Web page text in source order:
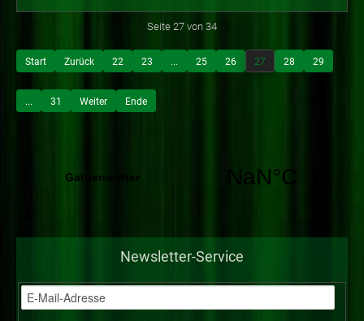
Seite 27 von 34
Start Zurück 22 23 ... 25 26 27 28 29
... 31 Weiter Ende
Newsletter-Service